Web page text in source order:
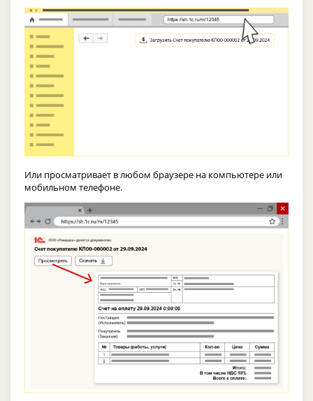
Или просматривает в любом браузере на компьютере или
мобильном телефоне.